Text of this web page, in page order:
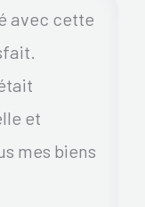
avec cette
et
mes biens